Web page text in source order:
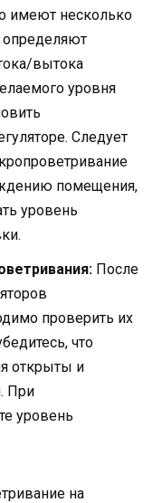
имеют несколько
определяют
вытока
уровня
Следует
помещения,
уровень
После
проверить их
что
открыты и
При
уровень
на